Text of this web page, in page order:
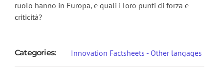
ruolo hanno in Europa, e quali i loro punti di forza e
criticità?
Categories: Innovation Factsheets - Other langages